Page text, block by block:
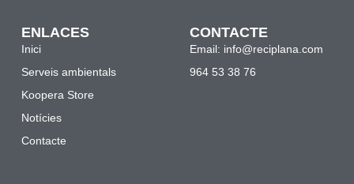
ENLACES
Inici
Serveis ambientals
Koopera Store
Notícies
Contacte
CONTACTE
Email: info@reciplana.com
964 53 38 76